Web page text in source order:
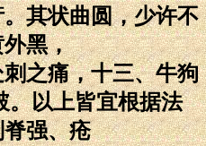
其状曲圆，少许不
黑，
之痛，十三、牛狗
。以上皆宜根据法
强、疮